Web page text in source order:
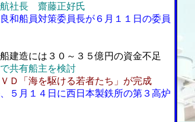
社長 齋藤正好氏
和船員対策委員長が６月１１日の委員
建造には３０～３５億円の資金不足
共有船主を検討
Ｄ「海を駆ける若者たち」が完成
５月１４日に西日本製鉄所の第３高炉